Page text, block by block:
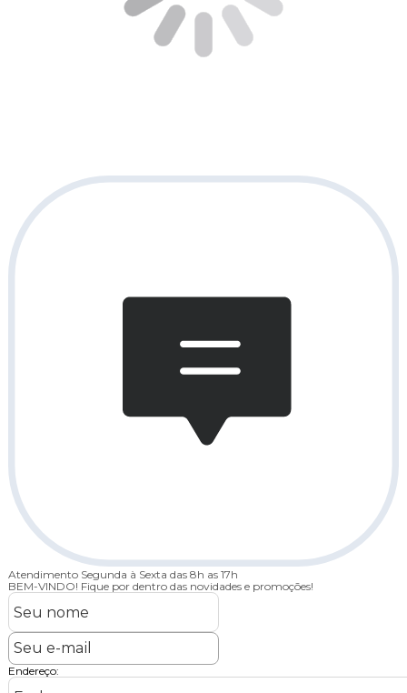
10% de Descontono Pix
BEM-VINDO! Fique por dentro das novidades e promoções!
Endereço: